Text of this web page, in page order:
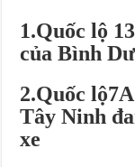
1.Quốc lộ 13
của Bình
2.Quốc
Tây Ninh
xe